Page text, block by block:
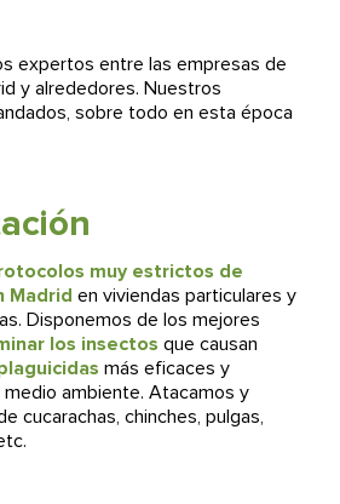
expertos entre las empresas de
y alrededores. Nuestros
sobre todo en esta época
muy estrictos de
Madrid en viviendas particulares y
Disponemos de los mejores
los insectos que causan
más eficaces y
ambiente. Atacamos y
cucarachas, chinches, pulgas,